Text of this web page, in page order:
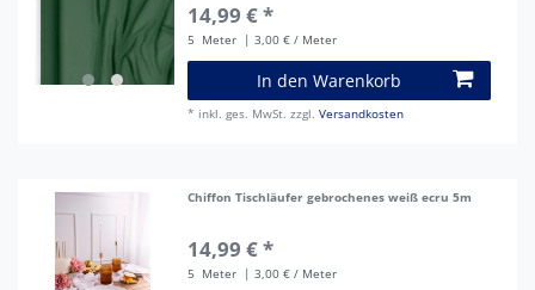
14,99 € *
5 Meter | 3,00 € / Meter
In den Warenkorb
* inkl. ges. MwSt. zzgl.Versandkosten
Chiffon Tischläufer gebrochenes weiß ecru 5m
14,99 € *
5 Meter | 3,00 € / Meter